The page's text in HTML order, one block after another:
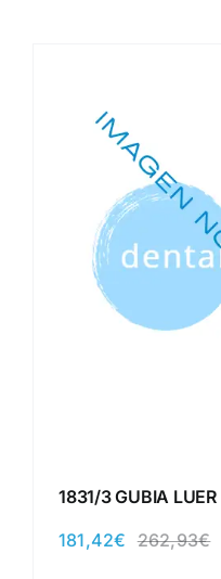
1831/3 GUBIA LUER
262,93€El
181,42€
El